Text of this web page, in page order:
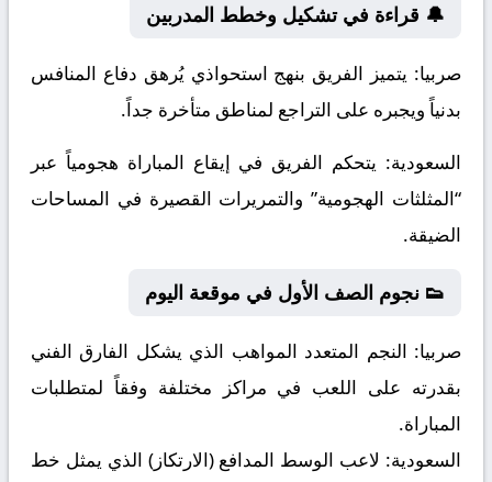
🔔 قراءة في تشكيل وخطط المدربين
صربيا: يتميز الفريق بنهج استحواذي يُرهق دفاع المنافس
بدنياً ويجبره على التراجع لمناطق متأخرة جداً.
السعودية: يتحكم الفريق في إيقاع المباراة هجومياً عبر
“المثلثات الهجومية” والتمريرات القصيرة في المساحات
الضيقة.
👟 نجوم الصف الأول في موقعة اليوم
صربيا: النجم المتعدد المواهب الذي يشكل الفارق الفني
بقدرته على اللعب في مراكز مختلفة وفقاً لمتطلبات
المباراة.
السعودية: لاعب الوسط المدافع (الارتكاز) الذي يمثل خط